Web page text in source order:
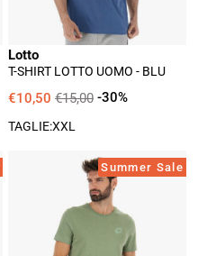
Lotto
T-SHIRT LOTTO UOMO - BLU
€10,50 €15,00 -30%
TAGLIE:XXL
T-
Shirt
Lotto
Uomo
Summer Sale